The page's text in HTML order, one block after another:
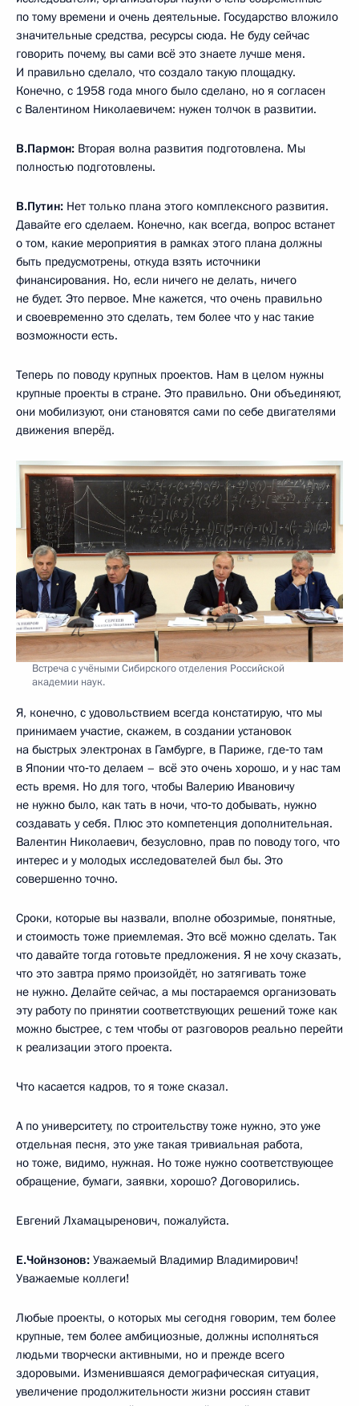
по тому времени и очень деятельные. Государство вложило
значительные средства, ресурсы сюда. Не буду сейчас
говорить почему, вы сами всё это знаете лучше меня.
И правильно сделало, что создало такую площадку.
Конечно, с 1958 года много было сделано, но я согласен
с Валентином Николаевичем: нужен толчок в развитии.
В.Пармон: Вторая волна развития подготовлена. Мы
полностью подготовлены.
В.Путин: Нет только плана этого комплексного развития.
Давайте его сделаем. Конечно, как всегда, вопрос встанет
о том, какие мероприятия в рамках этого плана должны
быть предусмотрены, откуда взять источники
финансирования. Но, если ничего не делать, ничего
не будет. Это первое. Мне кажется, что очень правильно
и своевременно это сделать, тем более что у нас такие
возможности есть.
Теперь по поводу крупных проектов. Нам в целом нужны
крупные проекты в стране. Это правильно. Они объединяют,
они мобилизуют, они становятся сами по себе двигателями
движения вперёд.
Встреча с учёными Сибирского отделения Российской
академии наук.
Я, конечно, с удовольствием всегда констатирую, что мы
принимаем участие, скажем, в создании установок
на быстрых электронах в Гамбурге, в Париже, где‑то там
в Японии что‑то делаем – всё это очень хорошо, и у нас там
есть время. Но для того, чтобы Валерию Ивановичу
не нужно было, как тать в ночи, что‑то добывать, нужно
создавать у себя. Плюс это компетенция дополнительная.
Валентин Николаевич, безусловно, прав по поводу того, что
интерес и у молодых исследователей был бы. Это
совершенно точно.
Сроки, которые вы назвали, вполне обозримые, понятные,
и стоимость тоже приемлемая. Это всё можно сделать. Так
что давайте тогда готовьте предложения. Я не хочу сказать,
что это завтра прямо произойдёт, но затягивать тоже
не нужно. Делайте сейчас, а мы постараемся организовать
эту работу по принятии соответствующих решений тоже как
можно быстрее, с тем чтобы от разговоров реально перейти
к реализации этого проекта.
Что касается кадров, то я тоже сказал.
А по университету, по строительству тоже нужно, это уже
отдельная песня, это уже такая тривиальная работа,
но тоже, видимо, нужная. Но тоже нужно соответствующее
обращение, бумаги, заявки, хорошо? Договорились.
Евгений Лхамацыренович, пожалуйста.
Е.Чойнзонов: Уважаемый Владимир Владимирович!
Уважаемые коллеги!
Любые проекты, о которых мы сегодня говорим, тем более
крупные, тем более амбициозные, должны исполняться
людьми творчески активными, но и прежде всего
здоровыми. Изменившаяся демографическая ситуация,
увеличение продолжительности жизни россиян ставит